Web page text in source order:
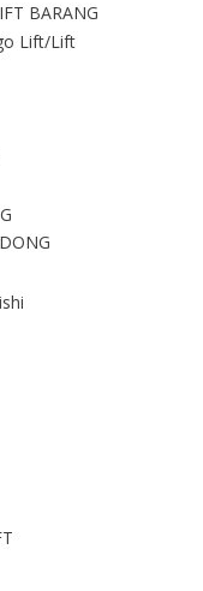
BARANG
Lift/Lift